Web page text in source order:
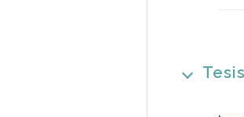
Tesis